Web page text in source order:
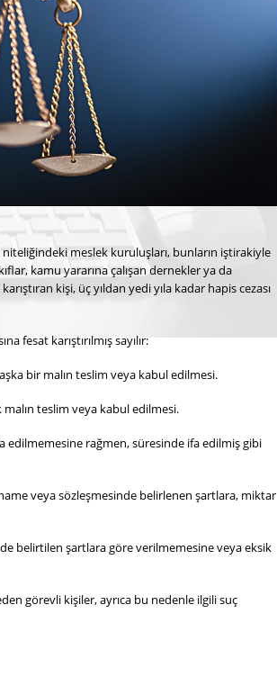
meslek kuruluşları, bunların iştirakiyle
kamu yararına çalışan dernekler ya da
kişi, üç yıldan yedi yıla kadar hapis cezası
fesat karıştırılmış sayılır:
bir malın teslim veya kabul edilmesi.
teslim veya kabul edilmesi.
edilmemesine rağmen, süresinde ifa edilmiş gibi
veya sözleşmesinde belirlenen şartlara, miktar
belirtilen şartlara göre verilmemesine veya eksik
görevli kişiler, ayrıca bu nedenle ilgili suç